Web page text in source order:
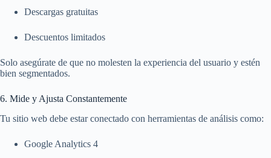
Descargas gratuitas
Descuentos limitados
Solo asegúrate de que no molesten la experiencia del usuario y estén
bien segmentados.
6. Mide y Ajusta Constantemente
Tu sitio web debe estar conectado con herramientas de análisis como:
Google Analytics 4